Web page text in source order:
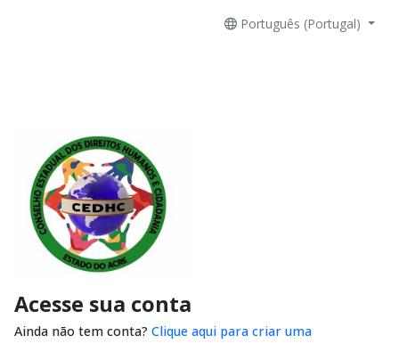
Português (Portugal)
Acesse sua conta
Ainda não tem conta? Clique aqui para criar uma